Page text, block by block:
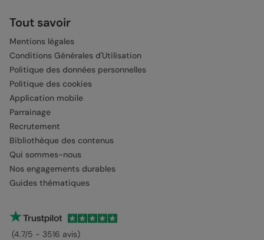
Tout savoir
Mentions légales
Conditions Générales d'Utilisation
Politique des données personnelles
Politique des cookies
Application mobile
Parrainage
Recrutement
Bibliothèque des contenus
Qui sommes-nous
Nos engagements durables
Guides thématiques
(4.7/5 - 3516 avis)